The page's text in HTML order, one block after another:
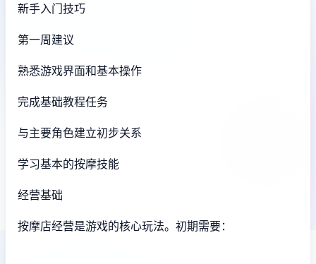
新手入门技巧
第一周建议
熟悉游戏界面和基本操作
完成基础教程任务
与主要角色建立初步关系
学习基本的按摩技能
经营基础
按摩店经营是游戏的核心玩法。初期需要：